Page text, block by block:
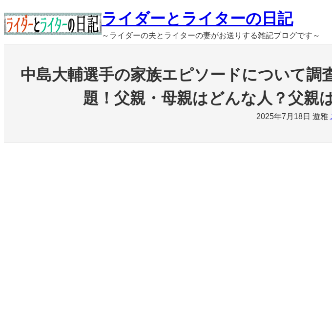
容
を
ライダーとライターの日記
～ライダーの夫とライターの妻がお送りする雑記ブログです～
中島大輔選手の家族エピソードについて調
題！父親・母親はどんな人？父親
2025年7月18日 遊雅